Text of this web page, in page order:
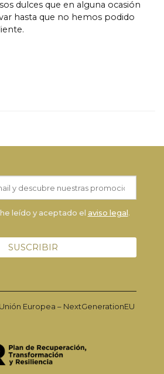
dulces que en alguna ocasión
hasta que no hemos podido
leído y aceptado el aviso legal.
Europea – NextGenerationEU